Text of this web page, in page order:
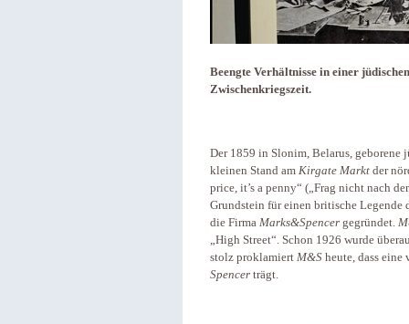
Beengte Verhältnisse in einer
Zwischenkriegszeit.
Der 1859 in Slonim, Belarus, geborene
kleinen Stand am Kirgate Markt der
price, it’s a penny“ („Frag nicht nach
Grundstein für einen britische Legende
die Firma Marks&Spencer gegründet.
„High Street“. Schon 1926 wurde
stolz proklamiert M&S heute, dass
Spencer trägt.